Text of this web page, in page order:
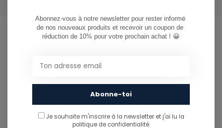
info@ostreet.be
Abonnez-vous à notre newsletter pour rester informé
de nos nouveaux produits et recevoir un coupon de
réduction de 10% pour votre prochain achat ! 😀
Abonne-toi
Je souhaite m'inscrire à la newsletter et j'ai lu la
politique de confidentialité.